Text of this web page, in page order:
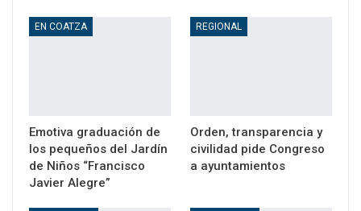
EN COATZA
Emotiva graduación de
los pequeños del Jardín
de Niños “Francisco
Javier Alegre”
REGIONAL
Orden, transparencia y
civilidad pide Congreso
a ayuntamientos